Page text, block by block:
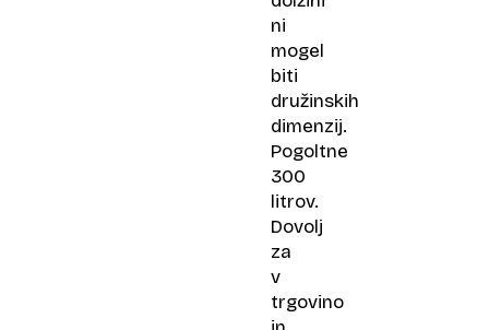
ni
mogel
biti
družinskih
dimenzij.
Pogoltne
300
litrov.
Dovolj
za
v
trgovino